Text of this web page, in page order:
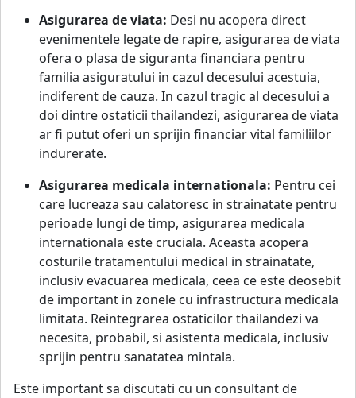
Asigurarea de viata: Desi nu acopera direct
evenimentele legate de rapire, asigurarea de viata
ofera o plasa de siguranta financiara pentru
familia asiguratului in cazul decesului acestuia,
indiferent de cauza. In cazul tragic al decesului a
doi dintre ostaticii thailandezi, asigurarea de viata
ar fi putut oferi un sprijin financiar vital familiilor
indurerate.
Asigurarea medicala internationala: Pentru cei
care lucreaza sau calatoresc in strainatate pentru
perioade lungi de timp, asigurarea medicala
internationala este cruciala. Aceasta acopera
costurile tratamentului medical in strainatate,
inclusiv evacuarea medicala, ceea ce este deosebit
de important in zonele cu infrastructura medicala
limitata. Reintegrarea ostaticilor thailandezi va
necesita, probabil, si asistenta medicala, inclusiv
sprijin pentru sanatatea mintala.
Este important sa discutati cu un consultant de